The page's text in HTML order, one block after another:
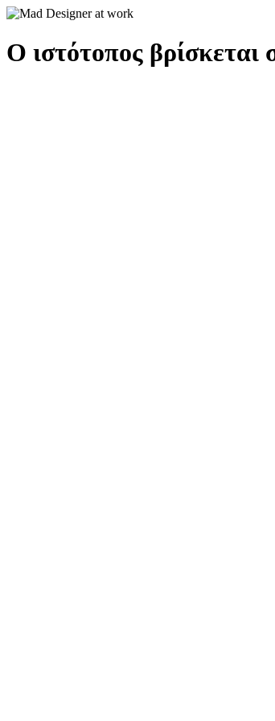
Ο ιστότοπος βρίσκεται